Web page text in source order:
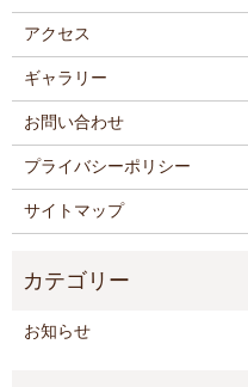
アクセス
ギャラリー
お問い合わせ
プライバシーポリシー
サイトマップ
お知らせ